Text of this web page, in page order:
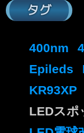
タグ
400nm
Epileds
KR93XP
LEDスポ